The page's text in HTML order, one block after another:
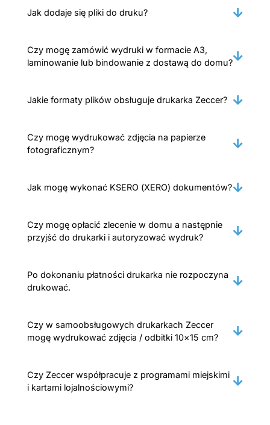
Jak dodaje się pliki do druku?
Czy mogę zamówić wydruki w formacie A3,
laminowanie lub bindowanie z dostawą do domu?
Jakie formaty plików obsługuje drukarka Zeccer?
Czy mogę wydrukować zdjęcia na papierze
fotograficznym?
Jak mogę wykonać KSERO (XERO) dokumentów?
Czy mogę opłacić zlecenie w domu a następnie
przyjść do drukarki i autoryzować wydruk?
Po dokonaniu płatności drukarka nie rozpoczyna
drukować.
Czy w samoobsługowych drukarkach Zeccer
mogę wydrukować zdjęcia / odbitki 10×15 cm?
Czy Zeccer współpracuje z programami miejskimi
i kartami lojalnościowymi?